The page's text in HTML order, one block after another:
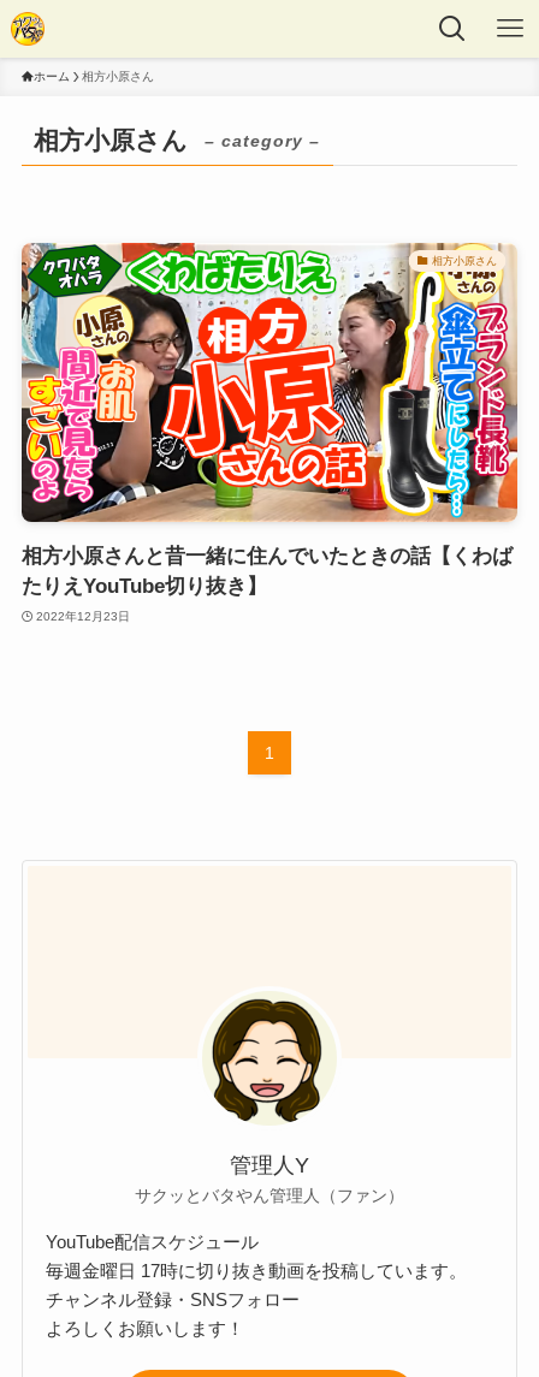
ホーム 相方小原さん
相方小原さん – category –
相方小原さん
相方小原さんと昔一緒に住んでいたときの話【くわば
たりえYouTube切り抜き】
2022年12月23日
1
管理人Y
サクッとバタやん管理人（ファン）
YouTube配信スケジュール
毎週金曜日 17時に切り抜き動画を投稿しています。
チャンネル登録・SNSフォロー
よろしくお願いします！